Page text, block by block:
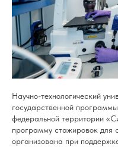
Научно-технологический
государственной
федеральной территории
программу стажировок для
организована при